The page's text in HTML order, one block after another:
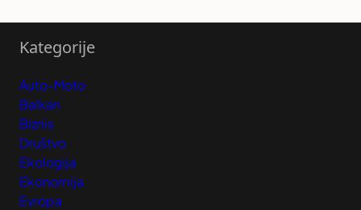
Kategorije
Auto-Moto
Balkan
Biznis
Društvo
Ekologija
Ekonomija
Evropa